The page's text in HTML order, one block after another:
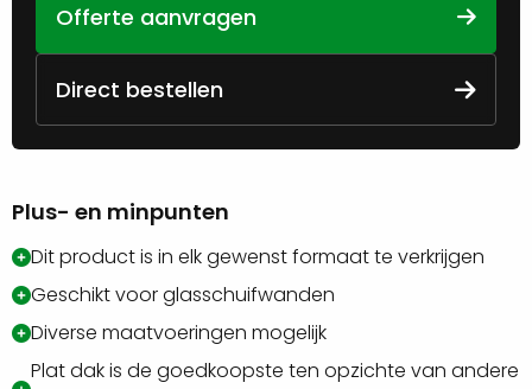
Offerte aanvragen
Direct bestellen
Plus- en minpunten
Dit product is in elk gewenst formaat te verkrijgen
Geschikt voor glasschuifwanden
Diverse maatvoeringen mogelijk
Plat dak is de goedkoopste ten opzichte van andere